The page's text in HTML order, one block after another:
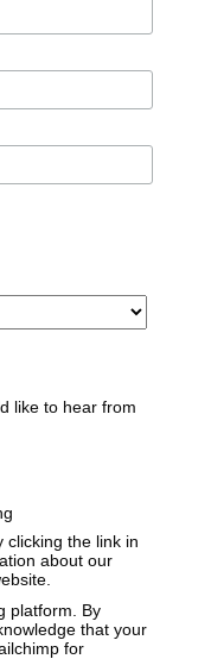
like to hear from
clicking the link in
about our
platform. By
that your
for